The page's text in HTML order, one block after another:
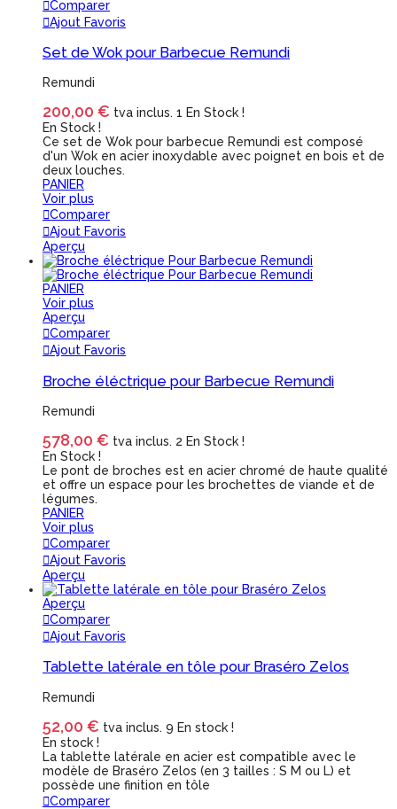
Comparer
Ajout Favoris
Set de Wok pour Barbecue Remundi
Remundi
200,00 € tva inclus. 1 En Stock !
En Stock !
Ce set de Wok pour barbecue Remundi est composé
d'un Wok en acier inoxydable avec poignet en bois et de
deux louches.
PANIER
Voir plus
Comparer
Ajout Favoris
Aperçu
PANIER
Voir plus
Aperçu
Comparer
Ajout Favoris
Broche éléctrique pour Barbecue Remundi
Remundi
578,00 € tva inclus. 2 En Stock !
En Stock !
Le pont de broches est en acier chromé de haute qualité
et offre un espace pour les brochettes de viande et de
légumes.
PANIER
Voir plus
Comparer
Ajout Favoris
Aperçu
Aperçu
Comparer
Ajout Favoris
Tablette latérale en tôle pour Braséro Zelos
Remundi
52,00 € tva inclus. 9 En stock !
En stock !
La tablette latérale en acier est compatible avec le
modèle de Braséro Zelos (en 3 tailles : S M ou L) et
possède une finition en tôle
Comparer